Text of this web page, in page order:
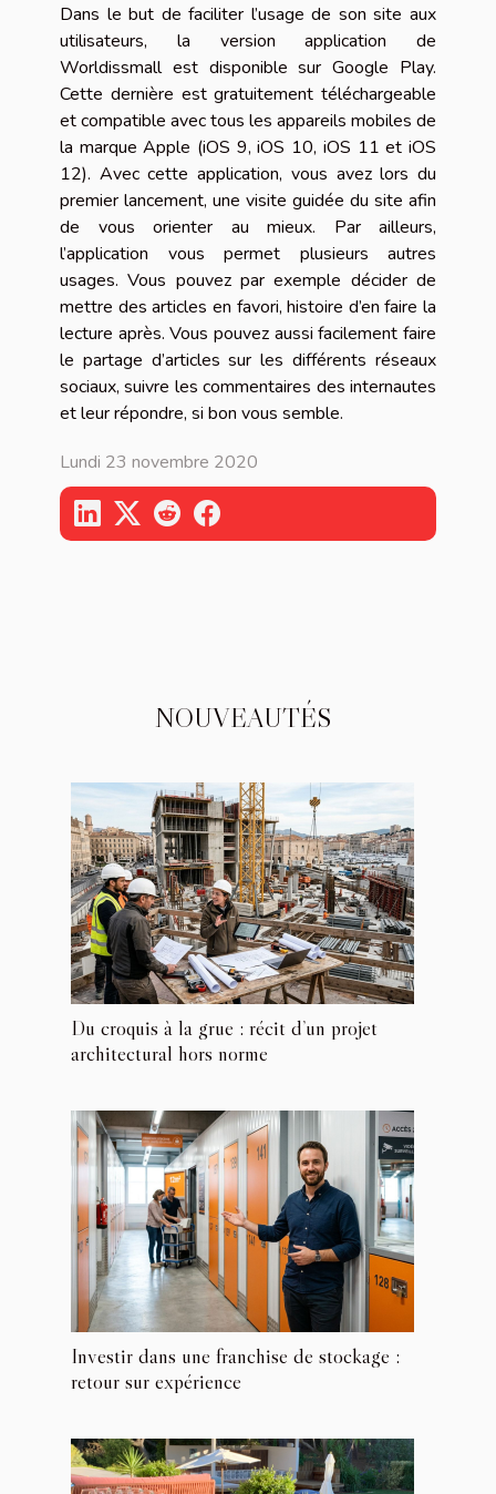
Dans le but de faciliter l’usage de son site aux
utilisateurs, la version application de
Worldissmall est disponible sur Google Play.
Cette dernière est gratuitement téléchargeable
et compatible avec tous les appareils mobiles de
la marque Apple (iOS 9, iOS 10, iOS 11 et iOS
12). Avec cette application, vous avez lors du
premier lancement, une visite guidée du site afin
de vous orienter au mieux. Par ailleurs,
l’application vous permet plusieurs autres
usages. Vous pouvez par exemple décider de
mettre des articles en favori, histoire d’en faire la
lecture après. Vous pouvez aussi facilement faire
le partage d’articles sur les différents réseaux
sociaux, suivre les commentaires des internautes
et leur répondre, si bon vous semble.
Lundi 23 novembre 2020
NOUVEAUTÉS
Du croquis à la grue : récit d’un projet
architectural hors norme
Investir dans une franchise de stockage :
retour sur expérience